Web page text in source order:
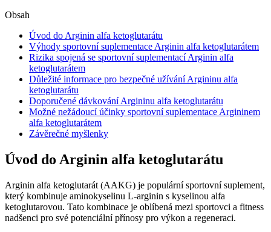
Obsah
Úvod do Arginin alfa ketoglutarátu
Výhody sportovní suplementace Arginin alfa ketoglutarátem
Rizika spojená se sportovní suplementací Arginin alfa
ketoglutarátem
Důležité informace pro bezpečné užívání Argininu alfa
ketoglutarátu
Doporučené dávkování Argininu alfa ketoglutarátu
Možné nežádoucí účinky sportovní suplementace Argininem
alfa ketoglutarátem
Závěrečné myšlenky
Úvod do Arginin alfa ketoglutarátu
Arginin alfa ketoglutarát (AAKG) je populární sportovní suplement,
který kombinuje aminokyselinu L-arginin s kyselinou alfa
ketoglutarovou. Tato kombinace je oblíbená mezi sportovci a fitness
nadšenci pro své potenciální přínosy pro výkon a regeneraci.